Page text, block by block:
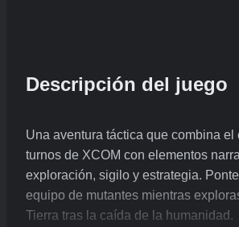
Descripción del juego
Una aventura táctica que combina el
turnos de XCOM con elementos
exploración, sigilo y estrategia.
equipo de mutantes mientras
Tierra tras la caída de la humanidad.